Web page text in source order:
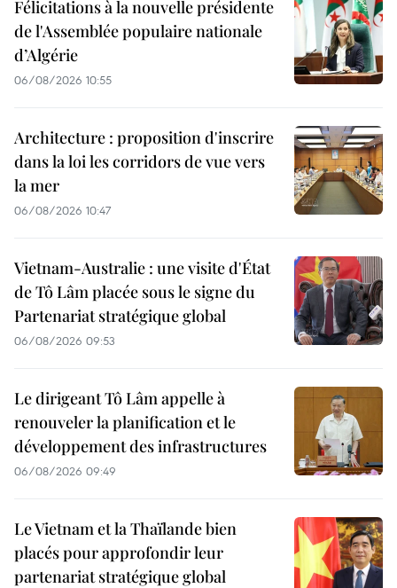
Félicitations à la nouvelle présidente
de l'Assemblée populaire nationale
d’Algérie
06/08/2026 10:55
Architecture : proposition d'inscrire
dans la loi les corridors de vue vers
la mer
06/08/2026 10:47
Vietnam-Australie : une visite d'État
de Tô Lâm placée sous le signe du
Partenariat stratégique global
06/08/2026 09:53
Le dirigeant Tô Lâm appelle à
renouveler la planification et le
développement des infrastructures
06/08/2026 09:49
Le Vietnam et la Thaïlande bien
placés pour approfondir leur
partenariat stratégique global